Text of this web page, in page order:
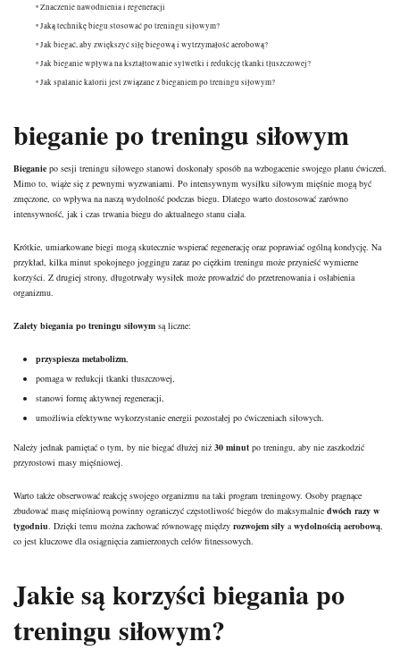
Znaczenie nawodnienia i regeneracji
Jaką technikę biegu stosować po treningu siłowym?
Jak biegać, aby zwiększyć siłę biegową i wytrzymałość aerobową?
Jak bieganie wpływa na kształtowanie sylwetki i redukcję tkanki tłuszczowej?
Jak spalanie kalorii jest związane z bieganiem po treningu siłowym?
bieganie po treningu siłowym
Bieganie po sesji treningu siłowego stanowi doskonały sposób na wzbogacenie swojego planu ćwiczeń.
Mimo to, wiąże się z pewnymi wyzwaniami. Po intensywnym wysiłku siłowym mięśnie mogą być
zmęczone, co wpływa na naszą wydolność podczas biegu. Dlatego warto dostosować zarówno
intensywność, jak i czas trwania biegu do aktualnego stanu ciała.
Krótkie, umiarkowane biegi mogą skutecznie wspierać regenerację oraz poprawiać ogólną kondycję. Na
przykład, kilka minut spokojnego joggingu zaraz po ciężkim treningu może przynieść wymierne
korzyści. Z drugiej strony, długotrwały wysiłek może prowadzić do przetrenowania i osłabienia
organizmu.
Zalety biegania po treningu siłowym są liczne:
przyspiesza metabolizm,
pomaga w redukcji tkanki tłuszczowej,
stanowi formę aktywnej regeneracji,
umożliwia efektywne wykorzystanie energii pozostałej po ćwiczeniach siłowych.
Należy jednak pamiętać o tym, by nie biegać dłużej niż 30 minut po treningu, aby nie zaszkodzić
przyrostowi masy mięśniowej.
Warto także obserwować reakcję swojego organizmu na taki program treningowy. Osoby pragnące
zbudować masę mięśniową powinny ograniczyć częstotliwość biegów do maksymalnie dwóch razy w
tygodniu. Dzięki temu można zachować równowagę między rozwojem siły awydolnością aerobową,
co jest kluczowe dla osiągnięcia zamierzonych celów fitnessowych.
Jakie są korzyści biegania po
treningu siłowym?